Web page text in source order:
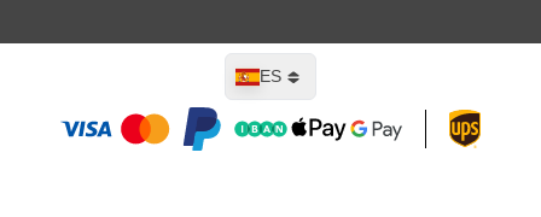
Lenguaje
ES